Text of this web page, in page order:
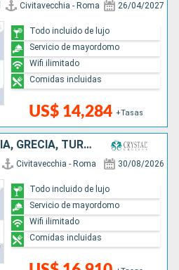
Civitavecchia - Roma 26/04/2027
US$ 14,284 +Tasas
Todo incluido de lujo
Servicio de mayordomo
Wifi ilimitado
Comidas incluidas
MONTENEGRO, CROACIA, GRECIA, TURQUÍA, MALTA, ITALIA
Civitavecchia - Roma 30/08/2026
Todo incluido de lujo
Servicio de mayordomo
Wifi ilimitado
Comidas incluidas